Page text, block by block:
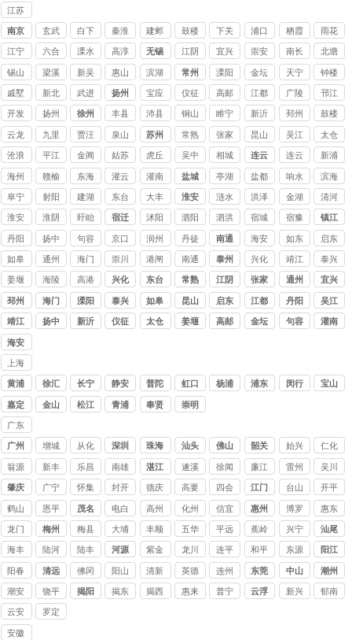
江苏
讨债
公司
南京 玄武 白下 秦淮 建邺 鼓楼 下关 浦口 栖霞
雨花
台
江宁 六合 溧水 高淳 无锡
江阴
讨债
公司
宜兴
讨债
公司
崇安 南长 北塘
锡山 梁溪 新吴 惠山 滨湖 常州 溧阳 金坛 天宁 钟楼
戚墅
堰
新北 武进 扬州 宝应 仪征 高邮 江都 广陵 邗江
开发 扬州 徐州 丰县 沛县 铜山 睢宁 新沂 邳州 鼓楼
云龙 九里 贾汪 泉山 苏州
常熟
讨债
公司
张家
港讨
债公
司
昆山
讨债
公司
吴江
讨债
公司
太仓
讨债
公司
沧浪 平江 金阊 姑苏 虎丘 吴中 相城
连云
港
连云 新浦
海州 赣榆 东海 灌云 灌南 盐城 亭湖 盐都 响水 滨海
阜宁 射阳 建湖 东台 大丰 淮安 涟水 洪泽 金湖 清河
淮安 淮阴 盱眙 宿迁 沭阳 泗阳 泗洪 宿城 宿豫 镇江
丹阳 扬中 句容 京口 润州 丹徒 南通 海安 如东 启东
如皋 通州 海门 崇川 港闸 南通 泰州 兴化 靖江 泰兴
姜堰 海陵 高港 兴化 东台 常熟 江阴
张家
港
通州 宜兴
邳州 海门 溧阳 泰兴 如皋 昆山 启东 江都 丹阳 吴江
靖江 扬中 新沂 仪征 太仓 姜堰 高邮 金坛 句容 灌南
海安
上海
讨债
公司
黄浦 徐汇 长宁 静安 普陀 虹口 杨浦 浦东 闵行 宝山
嘉定 金山 松江 青浦 奉贤 崇明
广东
讨债
公司
广州 增城 从化 深圳 珠海 汕头 佛山 韶关 始兴 仁化
翁源 新丰 乐昌 南雄 湛江 遂溪 徐闻 廉江 雷州 吴川
肇庆 广宁 怀集 封开 德庆 高要 四会 江门 台山 开平
鹤山 恩平 茂名 电白 高州 化州 信宜 惠州 博罗 惠东
龙门 梅州 梅县 大埔 丰顺 五华 平远 蕉岭 兴宁 汕尾
海丰 陆河 陆丰 河源 紫金 龙川 连平 和平 东源 阳江
阳春 清远 佛冈 阳山 清新 英德 连州 东莞 中山 潮州
潮安 饶平 揭阳 揭东 揭西 惠来 普宁 云浮 新兴 郁南
云安 罗定
安徽